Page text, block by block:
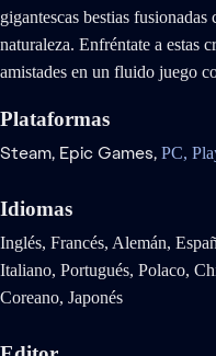
gigantescas bestias
naturaleza. Enfréntate a estas
amistades en un fluido juego
Plataformas
Steam, Epic Games, PC,
Idiomas
Inglés, Francés, Alemán,
Italiano, Portugués, Polaco,
Coreano, Japonés